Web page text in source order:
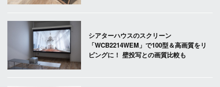
シアターハウスのスクリーン
「WCB2214WEM」で100型＆高画質をリ
ビングに！ 壁投写との画質比較も